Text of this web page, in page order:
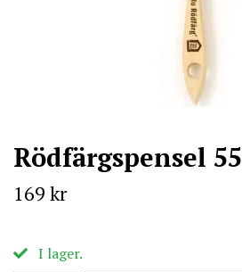
Rödfärgspensel 55
169 kr
I lager.